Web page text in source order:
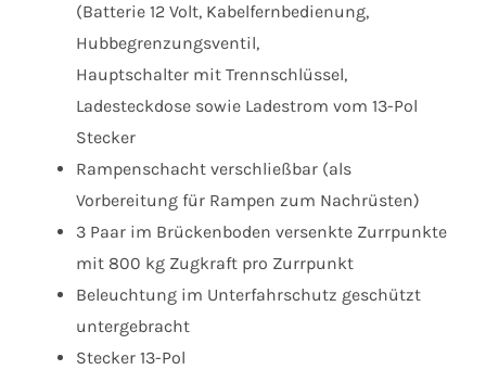
(Batterie 12 Volt, Kabelfernbedienung,
Hubbegrenzungsventil,
Hauptschalter mit Trennschlüssel,
Ladesteckdose sowie Ladestrom vom 13-Pol
Stecker
Rampenschacht verschließbar (als
Vorbereitung für Rampen zum Nachrüsten)
3 Paar im Brückenboden versenkte Zurrpunkte
mit 800 kg Zugkraft pro Zurrpunkt
Beleuchtung im Unterfahrschutz geschützt
untergebracht
Stecker 13-Pol